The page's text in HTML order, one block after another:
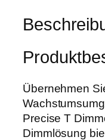
a
:
2
,
0
0
,
€
.
r
c
s
e
T
D
Übernehmen
Precise T
Dimmlösung